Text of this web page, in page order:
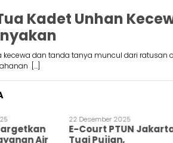
Kadet Unhan
kecewa dan tanda tanya muncul dari
[…]
Air
22 Desember 2025
E-Court PTUN
Tuai Pujian,